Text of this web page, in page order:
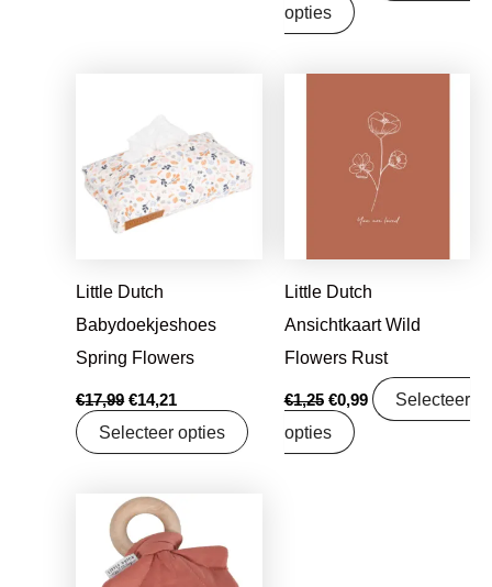
opties
Little Dutch
Babydoekjeshoes
Spring Flowers
€17,99
€17,99.
€14,21
€14,21.
Selecteer opties
Little Dutch
Ansichtkaart Wild
Flowers Rust
€1,25 €0,99
is:
€0,99.
Selecteer
opties
Oorspronkelijke
prijs
was:
€7,95.
Huidige
prijs
is:
€6,28.